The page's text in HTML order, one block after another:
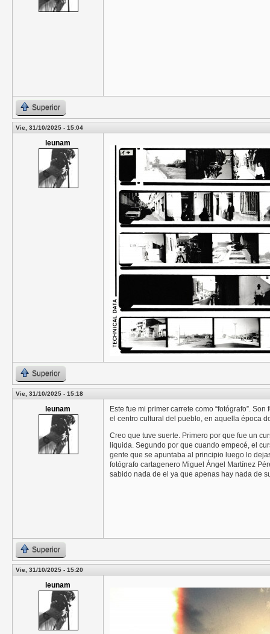
Superior
Vie, 31/10/2025 - 15:04
leunam
Superior
Vie, 31/10/2025 - 15:18
leunam
Este fue mi primer carrete como “fotógrafo”.
el centro cultural del pueblo, en aquella época
Creo que tuve suerte. Primero por que fue un
liquida. Segundo por que cuando empecé, el
gente que se apuntaba al principio luego lo
fotógrafo cartagenero Miguel Ángel Martínez
sabido nada de el ya que apenas hay nada de
Superior
Vie, 31/10/2025 - 15:20
leunam